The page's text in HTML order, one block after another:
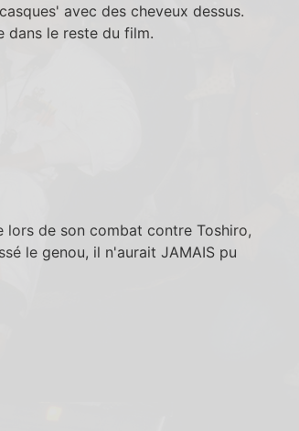
avec des cheveux dessus.
dans le reste du film.
lors de son combat contre Toshiro,
le genou, il n'aurait JAMAIS pu